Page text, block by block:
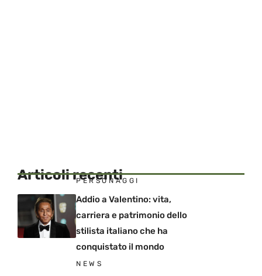
Articoli recenti
PERSONAGGI
Addio a Valentino: vita,
carriera e patrimonio dello
stilista italiano che ha
conquistato il mondo
NEWS